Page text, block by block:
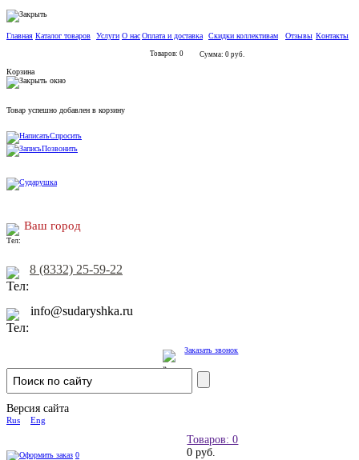
Главная Каталог товаров Услуги О насОплата и доставка Скидки коллективам Отзывы Контакты
Товаров: 0 Сумма: 0 руб.
Корзина
Товар успешно добавлен в корзину
Спросить
Позвонить
Ваш город
8 (8332) 25-59-22
info@sudaryshka.ru
Заказать звонок
Версия сайта
Rus Eng
Товаров: 0
0 руб.
0